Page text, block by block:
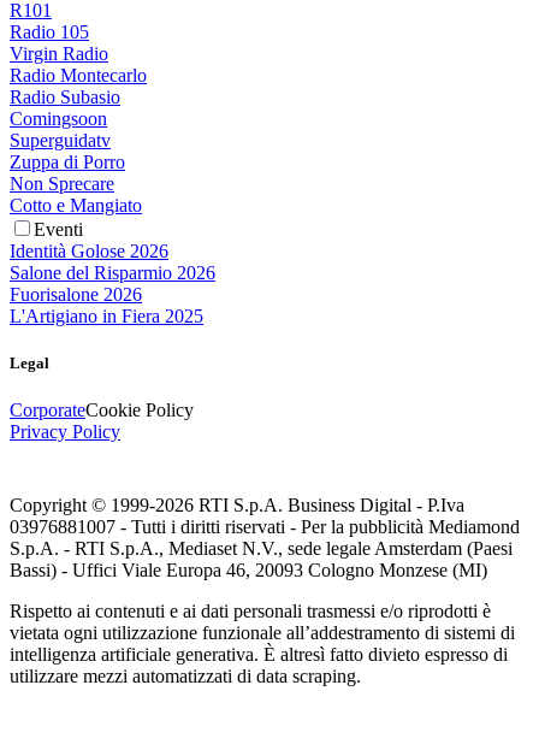
R101
Radio 105
Virgin Radio
Radio Montecarlo
Radio Subasio
Comingsoon
Superguidatv
Zuppa di Porro
Non Sprecare
Cotto e Mangiato
Eventi
Identità Golose 2026
Salone del Risparmio 2026
Fuorisalone 2026
L'Artigiano in Fiera 2025
Legal
CorporateCookie Policy
Privacy Policy
Copyright © 1999-2026 RTI S.p.A. Business Digital - P.Iva
03976881007 - Tutti i diritti riservati - Per la pubblicità Mediamond
S.p.A. - RTI S.p.A., Mediaset N.V., sede legale Amsterdam (Paesi
Bassi) - Uffici Viale Europa 46, 20093 Cologno Monzese (MI)
Rispetto ai contenuti e ai dati personali trasmessi e/o riprodotti è
vietata ogni utilizzazione funzionale all’addestramento di sistemi di
intelligenza artificiale generativa. È altresì fatto divieto espresso di
utilizzare mezzi automatizzati di data scraping.